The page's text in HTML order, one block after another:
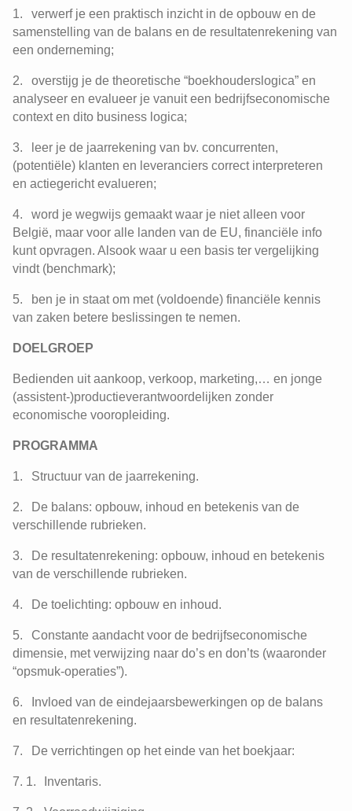
verwerf je een praktisch inzicht in de opbouw en de
samenstelling van de balans en de resultatenrekening van
een onderneming;
overstijg je de theoretische “boekhouderslogica” en
analyseer en evalueer je vanuit een bedrijfseconomische
context en dito business logica;
leer je de jaarrekening van bv. concurrenten,
(potentiële) klanten en leveranciers correct interpreteren
en actiegericht evalueren;
word je wegwijs gemaakt waar je niet alleen voor
België, maar voor alle landen van de EU, financiële info
kunt opvragen. Alsook waar u een basis ter vergelijking
vindt (benchmark);
ben je in staat om met (voldoende) financiële kennis
van zaken betere beslissingen te nemen.
DOELGROEP
Bedienden uit aankoop, verkoop, marketing,… en jonge
(assistent-)productieverantwoordelijken zonder
economische vooropleiding.
PROGRAMMA
Structuur van de jaarrekening.
De balans: opbouw, inhoud en betekenis van de
verschillende rubrieken.
De resultatenrekening: opbouw, inhoud en betekenis
van de verschillende rubrieken.
De toelichting: opbouw en inhoud.
Constante aandacht voor de bedrijfseconomische
dimensie, met verwijzing naar do’s en don’ts (waaronder
“opsmuk-operaties”).
Invloed van de eindejaarsbewerkingen op de balans
en resultatenrekening.
De verrichtingen op het einde van het boekjaar:
Inventaris.